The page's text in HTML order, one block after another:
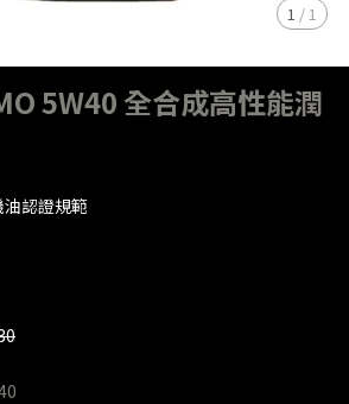
1 / 1
5W40 全合成高性能潤
認證規範